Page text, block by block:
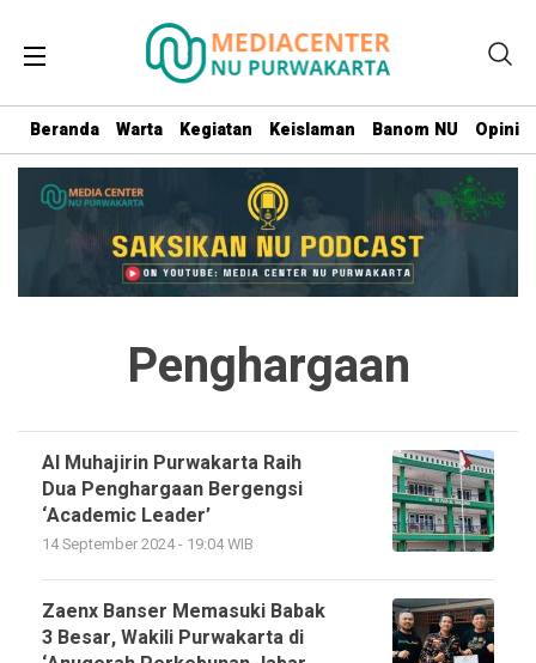
Beranda Warta Kegiatan Keislaman Banom NU Opini
Penghargaan
Al Muhajirin Purwakarta Raih
Dua Penghargaan Bergengsi
‘Academic Leader’
14 September 2024 - 19:04 WIB
Zaenx Banser Memasuki Babak
3 Besar, Wakili Purwakarta di